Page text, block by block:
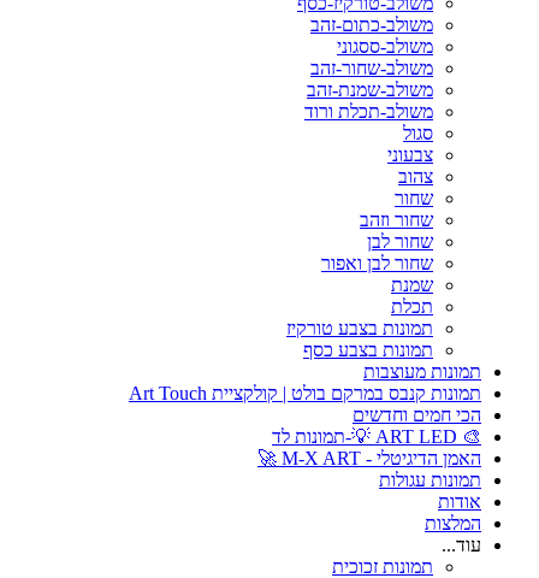
משולב-כתום-זהב
משולב-ססגוני
משולב-שחור-זהב
משולב-שמנת-זהב
משולב-תכלת ורוד
סגול
צבעוני
צהוב
שחור
שחור וזהב
שחור לבן
שחור לבן ואפור
שמנת
תכלת
תמונות בצבע טורקיז
תמונות בצבע כסף
תמונות מעוצבות
תמונות קנבס במרקם בולט | קולקציית Art Touch
הכי חמים וחדשים
🎨 ART LED 💡-תמונות לד
האמן הדיגיטלי - M-X ART 🚀
תמונות עגולות
אודות
המלצות
עוד...
תמונות זכוכית